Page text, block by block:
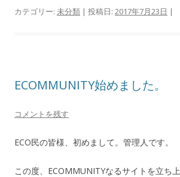
カテゴリー: 未分類 | 投稿日: 2017年7月23日 |
ECOMMUNITY始めました。
コメントを残す
ECO民の皆様、初めまして。管理人です。
この度、ECOMMUNITYなるサイトを立ち